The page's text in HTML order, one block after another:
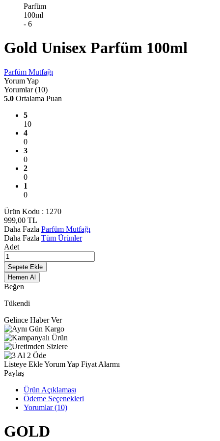
Gold Unisex Parfüm 100ml
Parfüm Mutfağı
Yorum Yap
Yorumlar (10)
5.0 Ortalama Puan
5
10
4
0
3
0
2
0
1
0
Ürün Kodu : 1270
999,00 TL
Daha Fazla Parfüm Mutfağı
Daha Fazla Tüm Ürünler
Adet
Sepete Ekle
Hemen Al
Beğen
Tükendi
Gelince Haber Ver
Listeye EkleYorum Yap Fiyat Alarmı
Paylaş
Ürün Açıklaması
Ödeme Seçenekleri
Yorumlar (10)
GOLD